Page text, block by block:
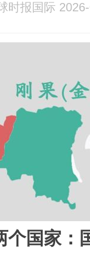
时报国际
个国家：